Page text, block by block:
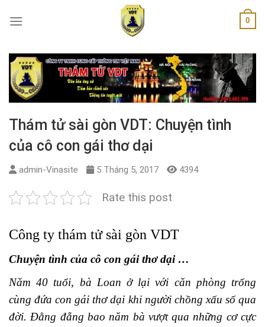
0
Thám tử sài gòn VDT: Chuyện tình
của cô con gái thơ dại
admin-Vinasite 5 Tháng 5, 2017 4394
Rate this post
Công ty thám tử sài gòn VDT
Chuyện tình của cô con gái thơ dại …
Năm 40 tuổi, bà Loan ở lại với căn phòng trống
cùng đứa con gái thơ dại khi người chồng xấu số qua
đời. Đằng đẵng bao năm bà vượt qua những cơ cực